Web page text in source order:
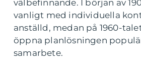
välbefinnande. I början av
vanligt med individuella
anställd, medan på 1960-
öppna planlösningen
samarbete.